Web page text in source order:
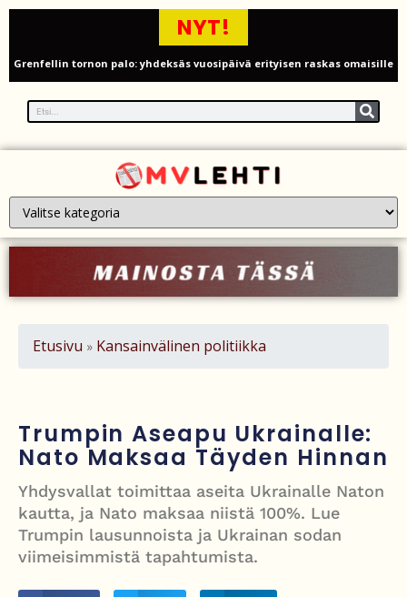
NYT!
Grenfellin tornon palo: yhdeksäs vuosipäivä erityisen raskas omaisille
Turistijuna kaatui Cártaman tapasjuhlilla – 17 loukkaantui Espanjassa
kuukautisterveyden ja endometrioosin hoidon puolesta
PT Vatanen antoi porttikiellon Juhana Tegelbergille – tiukka
välienselvittely PTV Gymillä tallentui videolle
Iso-Britannia heikentämässä sähköautojen myyntitavoitetta – mitä
mitä tiedetään traagisesta turmasta
Poliisijohtaja Dennis Pasterstein teki rikosilmoituksen Ile Vainion
törkyrunosta – kunnianloukkaus tutkintaan
Israelin isku Beirutiin kiristää jännitteitä – Hezbollah, Iran ja
tulitaukosopu vaakalaudalla
Etusivu » Kansainvälinen politiikka
Trumpin Aseapu Ukrainalle:
Nato Maksaa Täyden Hinnan
Yhdysvallat toimittaa aseita Ukrainalle Naton
kautta, ja Nato maksaa niistä 100%. Lue
Trumpin lausunnoista ja Ukrainan sodan
viimeisimmistä tapahtumista.